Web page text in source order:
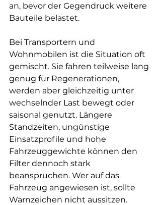
an, bevor der Gegendruck weitere
Bauteile belastet.
Bei Transportern und
Wohnmobilen ist die Situation oft
gemischt. Sie fahren teilweise lang
genug für Regenerationen,
werden aber gleichzeitig unter
wechselnder Last bewegt oder
saisonal genutzt. Längere
Standzeiten, ungünstige
Einsatzprofile und hohe
Fahrzeuggewichte können den
Filter dennoch stark
beanspruchen. Wer auf das
Fahrzeug angewiesen ist, sollte
Warnzeichen nicht aussitzen.